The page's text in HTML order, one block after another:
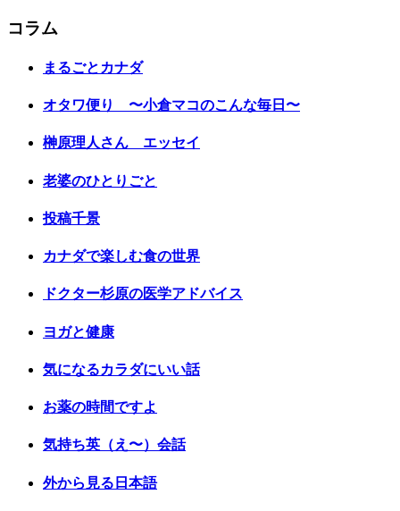
コラム
まるごとカナダ
オタワ便り 〜小倉マコのこんな毎日〜
榊原理人さん エッセイ
老婆のひとりごと
投稿千景
カナダで楽しむ食の世界
ドクター杉原の医学アドバイス
ヨガと健康
気になるカラダにいい話
お薬の時間ですよ
気持ち英（え〜）会話
外から見る日本語